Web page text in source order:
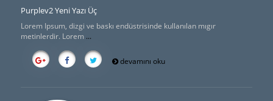
Purplev2 Yeni Yazı Üç
Lorem Ipsum, dizgi ve baskı endüstrisinde kullanılan mıgır
metinlerdir. Lorem ...
devamını oku